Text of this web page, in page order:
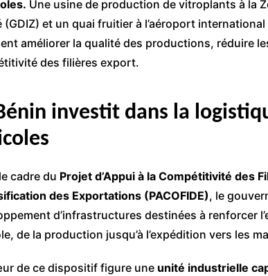
Maroc
Mauritanie
Nigeria
Rwanda
Tchad
Togo
Tunisie
République Démocratique du
Une usine de production de vitroplants à la
(GDIZ) et un quai fruitier à l’aéroport
améliorer la qualité des productions, réduire
des filières export.
investit dans la
cadre du Projet d’Appui à la Compétitivité des
des Exportations (PACOFIDE), le
d’infrastructures destinées à renforcer
de la production jusqu’à l’expédition vers les
de ce dispositif figure une unité industrielle